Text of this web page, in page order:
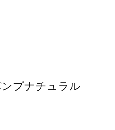
プナチュラル